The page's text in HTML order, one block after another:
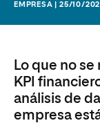
EMPRESA | 25/10/
Lo que no
KPI
análisis de
empresa